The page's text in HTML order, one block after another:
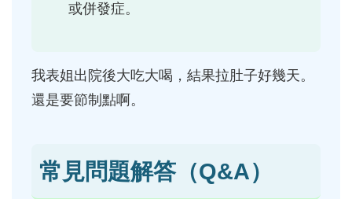
或併發症。
我表姐出院後大吃大喝，結果拉肚子好幾天。
還是要節制點啊。
常見問題解答（Q&A）